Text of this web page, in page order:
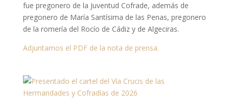
fue pregonero de la Juventud Cofrade, además de
pregonero de María Santísima de las Penas, pregonero
de la romería del Rocío de Cádiz y de Algeciras.
Adjuntamos el PDF de la nota de prensa.